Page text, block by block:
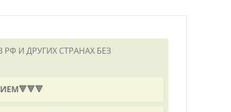
И ДРУГИХ СТРАНАХ БЕЗ